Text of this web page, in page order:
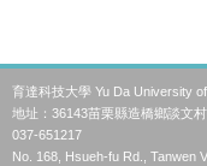
育達科技大學 Yu Da University
地址：36143苗栗縣造橋鄉談文
037-651217
No. 168, Hsueh-fu Rd., Tanwen